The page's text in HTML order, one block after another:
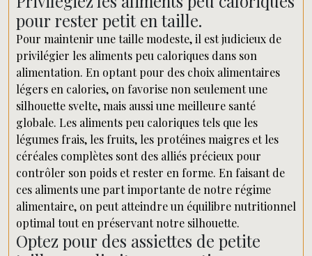
pour rester petit en taille.
Pour maintenir une taille modeste, il est judicieux de
privilégier les aliments peu caloriques dans son
alimentation. En optant pour des choix alimentaires
légers en calories, on favorise non seulement une
silhouette svelte, mais aussi une meilleure santé
globale. Les aliments peu caloriques tels que les
légumes frais, les fruits, les protéines maigres et les
céréales complètes sont des alliés précieux pour
contrôler son poids et rester en forme. En faisant de
ces aliments une part importante de notre régime
alimentaire, on peut atteindre un équilibre nutritionnel
optimal tout en préservant notre silhouette.
Optez pour des assiettes de petite